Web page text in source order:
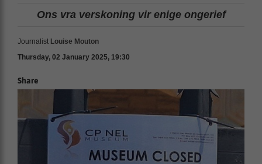
Ons vra verskoning vir enige ongerief
Journalist Louise Mouton
Thursday, 02 January 2025, 19:30
Share